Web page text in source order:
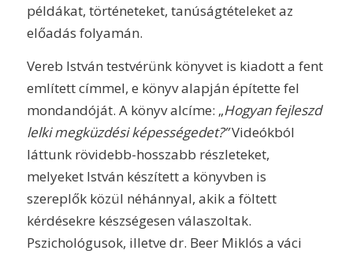
példákat, történeteket, tanúságtételeket az
előadás folyamán.
Vereb István testvérünk könyvet is kiadott a fent
említett címmel, e könyv alapján építette fel
mondandóját. A könyv alcíme: „Hogyan fejleszd
lelki megküzdési képességedet?”Videókból
láttunk rövidebb-hosszabb részleteket,
melyeket István készített a könyvben is
szereplők közül néhánnyal, akik a föltett
kérdésekre készségesen válaszoltak.
Pszichológusok, illetve dr. Beer Miklós a váci